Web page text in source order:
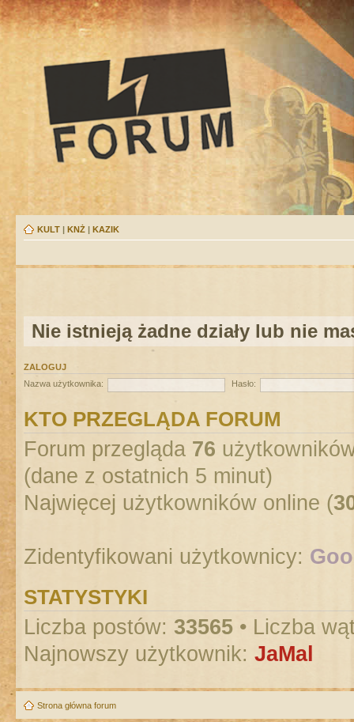
KULT | KNŻ | KAZIK
Nie istnieją żadne działy lub nie
ZALOGUJ
Nazwa użytkownika:
Hasło:
KTO PRZEGLĄDA FORUM
Forum przegląda 76
(dane z ostatnich 5 minut)
Najwięcej użytkowników online (
Zidentyfikowani użytkownicy:
STATYSTYKI
Liczba postów: 33565 • Liczba
Najnowszy użytkownik: JaMal
Strona główna forum